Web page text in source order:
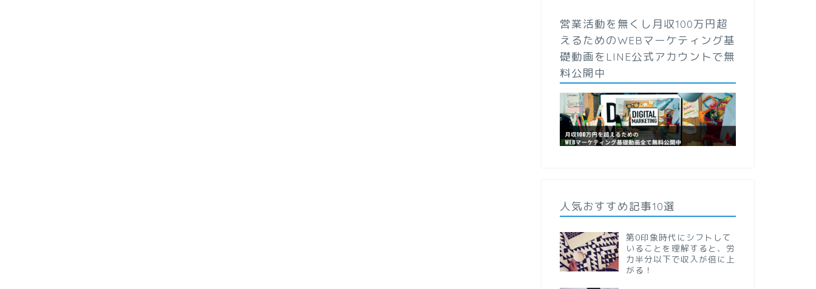
営業活動を無くし月収100万円超
えるためのWEBマーケティング基
礎動画をLINE公式アカウントで無
料公開中
人気おすすめ記事10選
第0印象時代にシフトして
いることを理解すると、労
力半分以下で収入が倍に上
がる！